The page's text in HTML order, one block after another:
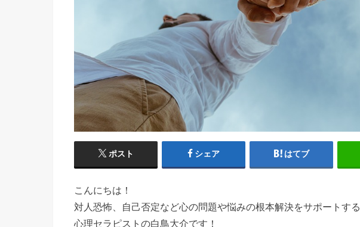
ポスト シェア はてブ
こんにちは！
対人恐怖、自己否定など心の問題や悩みの根本解決をサポートする
心理セラピストの白鳥大介です！